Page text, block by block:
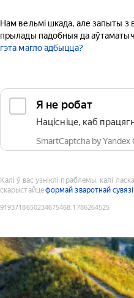
Нам вельмі шкада, але запыты з
прылады падобныя да
гэта магло адбыцца?
Я не робат
Націсніце, каб
SmartCaptcha by Yandex
Калі ў вас узніклі праблемы, калі
скарыстайцеформай зваротнай сувязі
9193718650234675468:1786264525